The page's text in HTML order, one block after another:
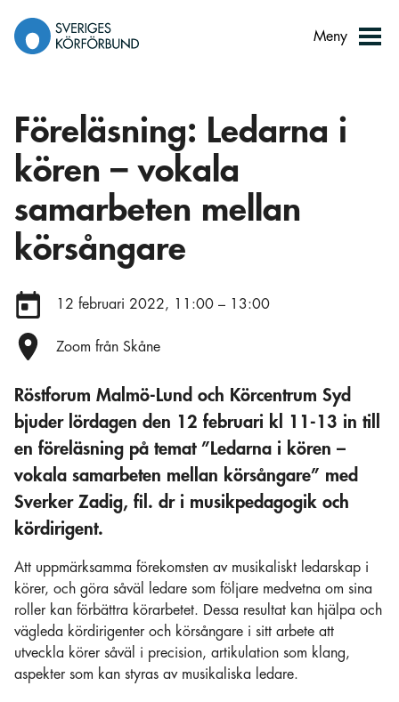
innehåll
Meny
Föreläsning: Ledarna i
kören – vokala
samarbeten mellan
körsångare
Datum:
12 februari 2022, 11:00 – 13:00
Plats:
Zoom från Skåne
Röstforum Malmö-Lund och Körcentrum Syd
bjuder lördagen den 12 februari kl 11-13 in till
en föreläsning på temat ”Ledarna i kören –
vokala samarbeten mellan körsångare” med
Sverker Zadig, fil. dr i musikpedagogik och
kördirigent.
Att uppmärksamma förekomsten av musikaliskt ledarskap i
körer, och göra såväl ledare som följare medvetna om sina
roller kan förbättra körarbetet. Dessa resultat kan hjälpa och
vägleda kördirigenter och körsångare i sitt arbete att
utveckla körer såväl i precision, artikulation som klang,
aspekter som kan styras av musikaliska ledare.